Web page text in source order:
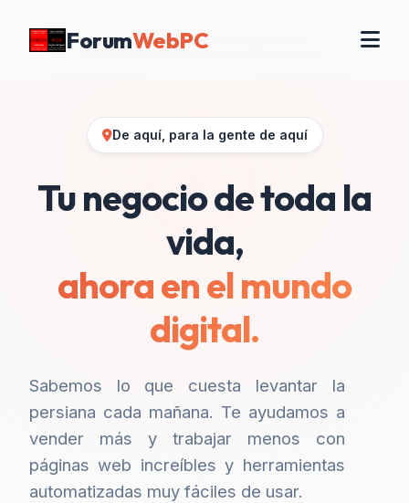
ForumWebPC
De aquí, para la gente de aquí
Tu negocio de toda la
vida,
ahora en el mundo
digital.
Sabemos lo que cuesta levantar la
persiana cada mañana. Te ayudamos a
vender más y trabajar menos con
páginas web increíbles y herramientas
automatizadas muy fáciles de usar.